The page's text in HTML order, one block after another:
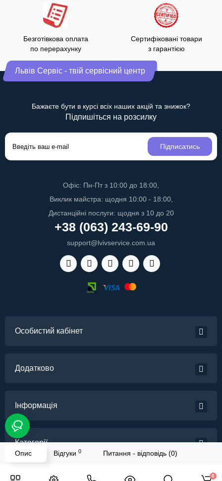
0
Опис Відгуки 0 Питання - відповідь (0)
Безготівкова оплата
по перерахунку
Сертифіковані товари
з гарантією
Львів Сервіс - твій сервісний центр
Бажаєте бути в курсі всіх наших акцій та знижок?
Підпишіться на розсилку
Підписатись
Офіс: Пн-Пт з 10:00 до 18:00,
Виклик майстра: щодня 10:00 - 18:00,
Дистанційні послуги: щодня з 10 до 20
+38 (063) 243-69-90
support@lvivservice.com.ua
Особистий кабінет
Додатково
Інформація
Категорії